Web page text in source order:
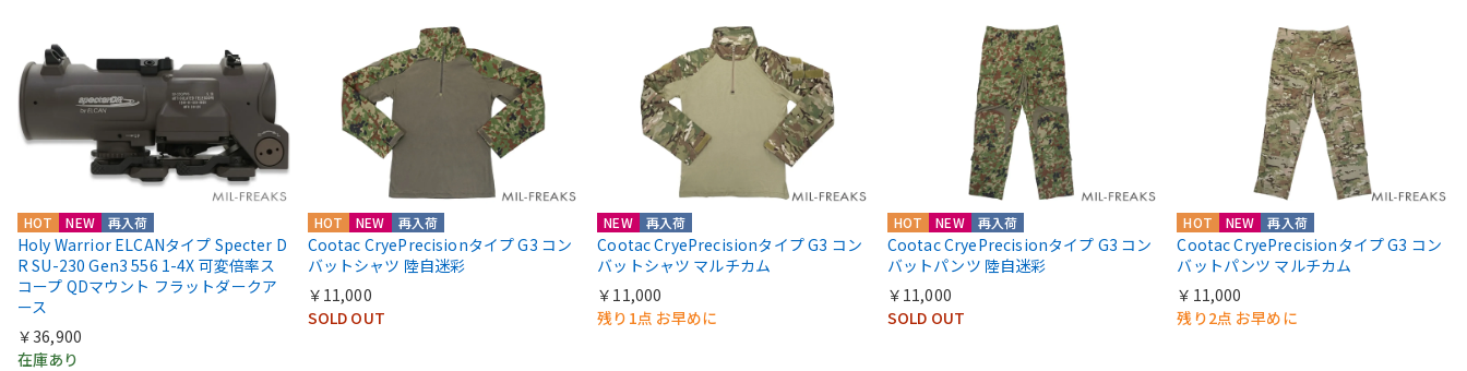
HOT NEW 再入荷
Holy Warrior ELCANタイプ Specter D
R SU-230 Gen3 556 1-4X 可変倍率ス
コープ QDマウント フラットダークア
ース
￥36,900
在庫あり
HOT NEW 再入荷
Cootac CryePrecisionタイプ G3 コン
バットシャツ 陸自迷彩
￥11,000
SOLD OUT
NEW 再入荷
Cootac CryePrecisionタイプ G3 コン
バットシャツ マルチカム
￥11,000
残り1点 お早めに
HOT NEW 再入荷
Cootac CryePrecisionタイプ G3 コン
バットパンツ 陸自迷彩
￥11,000
SOLD OUT
HOT NEW 再入荷
Cootac CryePrecisionタイプ G3 コン
バットパンツ マルチカム
￥11,000
残り2点 お早めに